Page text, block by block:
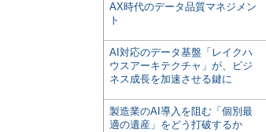
AX時代のデータ品質マネジメン
ト
AI対応のデータ基盤「レイクハ
ウスアーキテクチャ」が、ビジ
ネス成長を加速させる鍵に
製造業のAI導入を阻む「個別最
適の遺産」をどう打破するか